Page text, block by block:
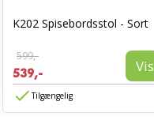
K202 Spisebordsstol - Sort
599,-
539,- Vis
Tilgængelig